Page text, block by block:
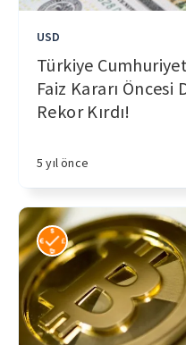
USD
Türkiye
Faiz Kararı
Rekor Kırdı!
5 yıl önce